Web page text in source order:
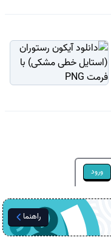
ورود
راهنما